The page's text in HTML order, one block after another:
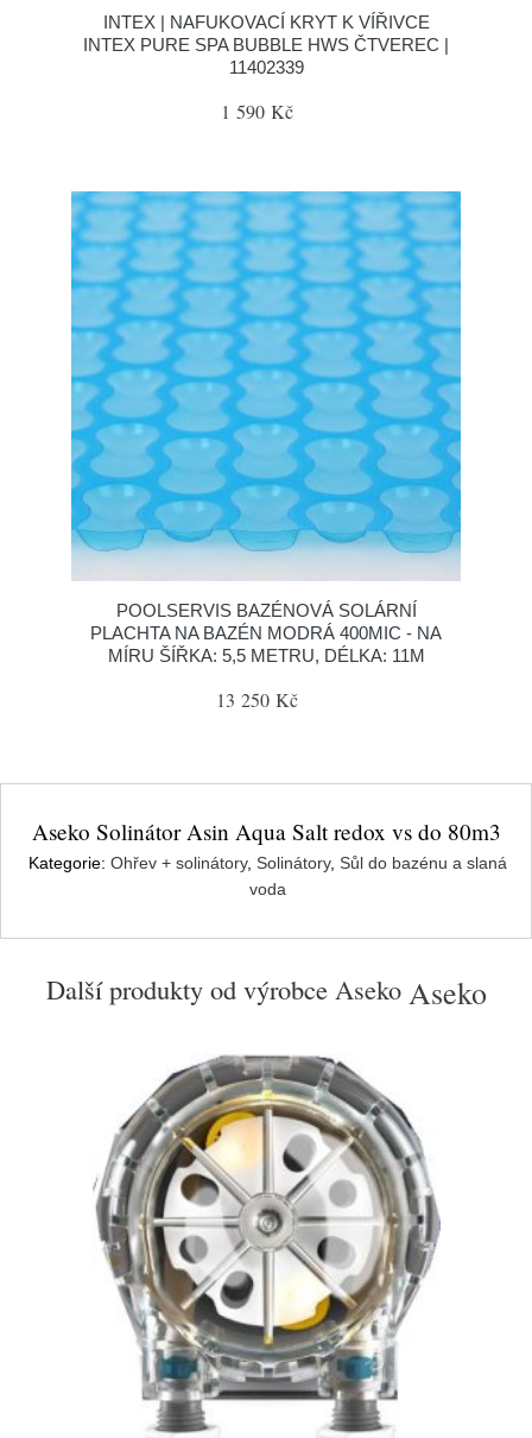
INTEX | NAFUKOVACÍ KRYT K VÍŘIVCE
INTEX PURE SPA BUBBLE HWS ČTVEREC |
11402339
1 590 Kč
POOLSERVIS BAZÉNOVÁ SOLÁRNÍ
PLACHTA NA BAZÉN MODRÁ 400MIC - NA
MÍRU ŠÍŘKA: 5,5 METRU, DÉLKA: 11M
13 250 Kč
Aseko Solinátor Asin Aqua Salt redox vs do 80m3
Kategorie: Ohřev + solinátory, Solinátory, Sůl do bazénu a slaná
voda
Další produkty od výrobce Aseko Aseko